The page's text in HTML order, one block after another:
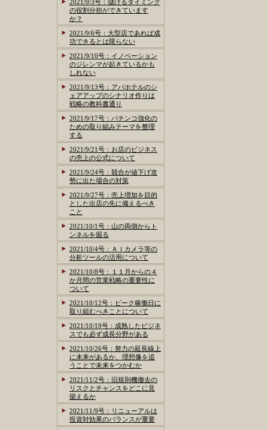
2021/9/3号：儲けるタイミング
の役割分担ができています
か？
2021/9/6号：大型店であれば成
功できるとは限らない
2021/9/10号：イノベーション
のジレンマが起きているかも
しれない
2021/9/13号：アパホテルのシ
ェアアップのシナリオ作りは
戦略の教科書通り
2021/9/17号：パチンコ強化の
ための取り組みテーマを整理
する
2021/9/21号：お店のビジネス
の売上の公式について
2021/9/24号：競合が値下げ攻
勢に出た場合の対策
2021/9/27号：売上増加を目的
とした出店の先に備えるべき
こと
2021/10/1号：山の両側からト
ンネルを掘る
2021/10/4号：ＡＩカメラ等の
分析ツールの活用について
2021/10/8号：１１月からの４
か月間の営業戦略の重要性に
ついて
2021/10/12号：ピーク稼働日に
取り組むべきことについて
2021/10/19号：成熟したビジネ
スでも必ず成長分野がある
2021/10/26号：努力の延長線上
に未来があるか、理想像を追
うことで未来をつかむか
2021/11/2号：旧規則機撤去の
リスクとチャンスをどこに見
据えるか
2021/11/9号：リニューアルは
投資対効果のバランスが重要